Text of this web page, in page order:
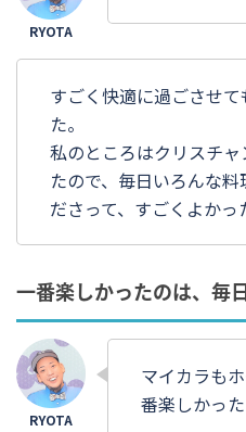
すごく快適に過ごさせて
た。
私のところはクリスチャ
たので、毎日いろんな料
ださって、すごくよかっ
一番楽しかったのは、毎
マイカラも
番楽しかっ